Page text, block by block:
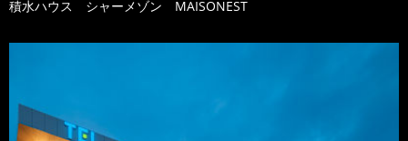
積水ハウス シャーメゾン MAISONEST